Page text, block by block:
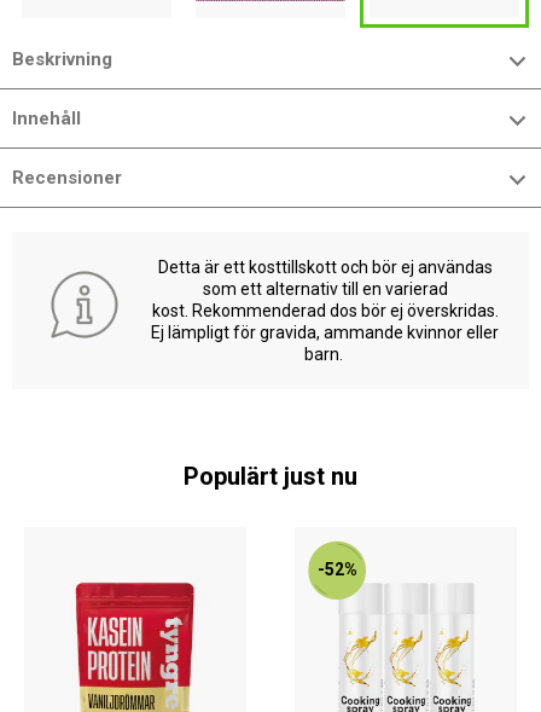
Beskrivning
Innehåll
Recensioner
Detta är ett kosttillskott och bör ej användas
som ett alternativ till en varierad
kost. Rekommenderad dos bör ej överskridas.
Ej lämpligt för gravida, ammande kvinnor eller
barn.
Populärt just nu
-52%